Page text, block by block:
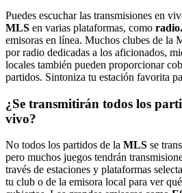
Puedes escuchar las transmisiones en
MLS en varias plataformas, como
emisoras en línea. Muchos clubes de la
por radio dedicadas a los aficionados,
locales también pueden proporcionar
partidos. Sintoniza tu estación favorita
¿Se transmitirán todos los
vivo?
No todos los partidos de la MLS se
pero muchos juegos tendrán
través de estaciones y plataformas
tu club o de la emisora local para ver